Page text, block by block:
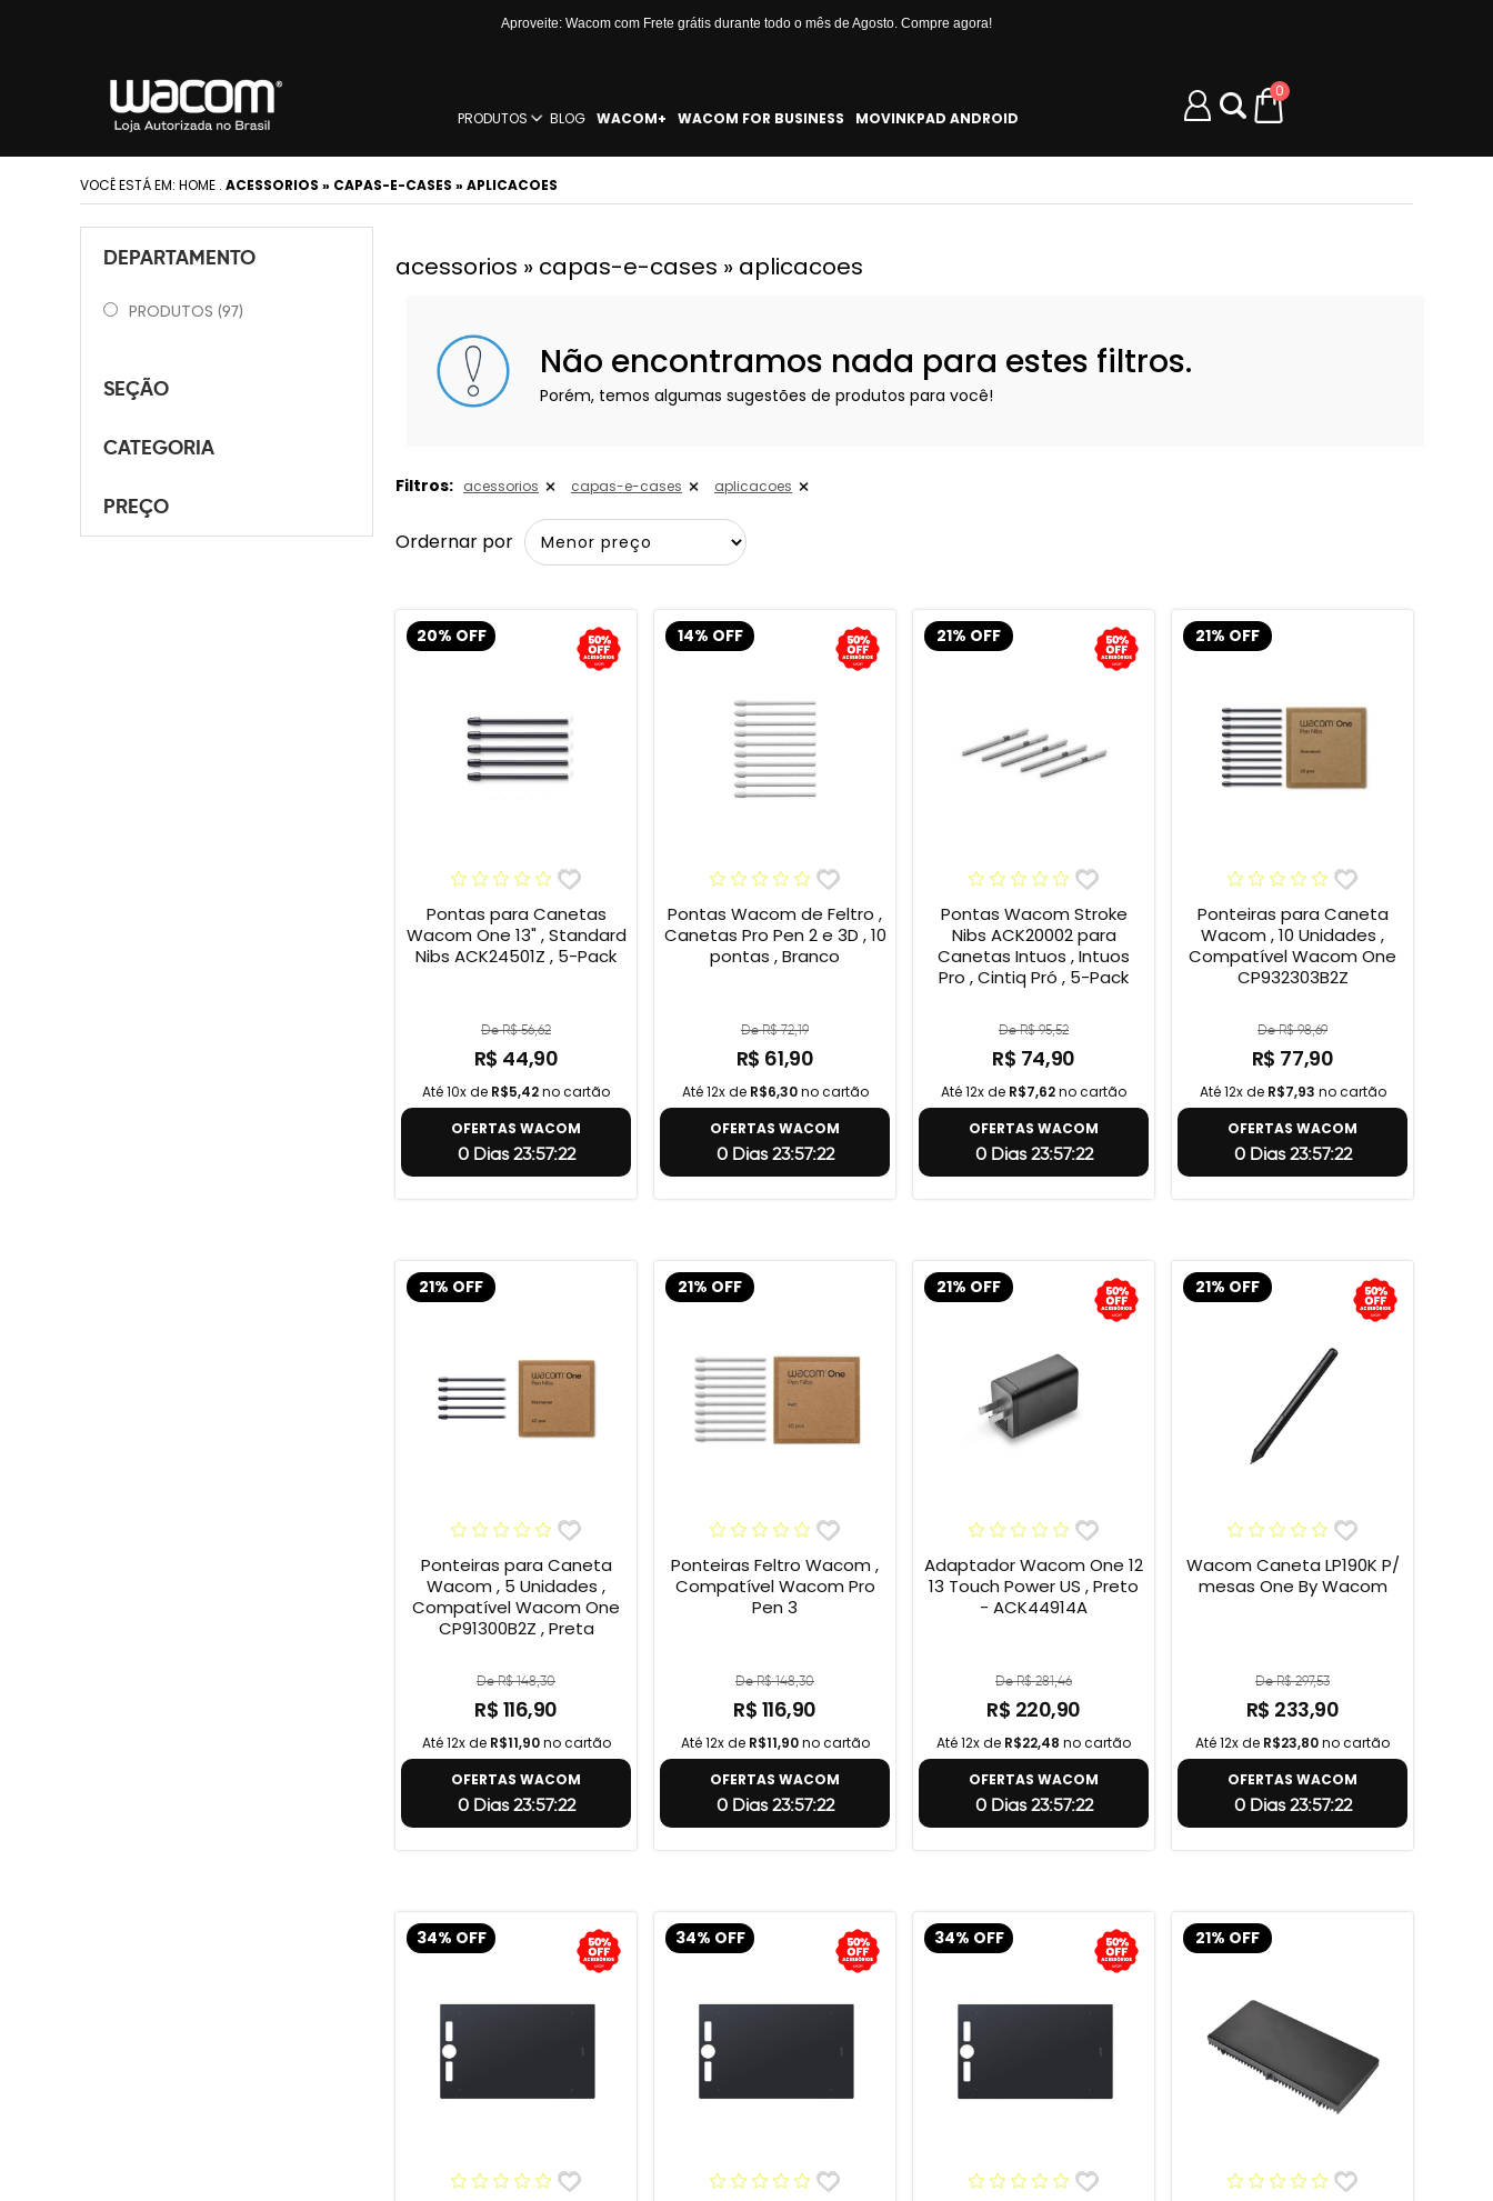
Aproveite: Wacom com Frete grátis durante todo o mês de Agosto. Compre agora!
PRODUTOS BLOG WACOM+ WACOM FOR BUSINESS MOVINKPAD ANDROID
0
VOCÊ ESTÁ EM: HOME . ACESSORIOS » CAPAS-E-CASES » APLICACOES
DEPARTAMENTO
PRODUTOS (97)
SEÇÃO
CATEGORIA
PREÇO
acessorios » capas-e-cases » aplicacoes
Não encontramos nada para estes filtros.
Porém, temos algumas sugestões de produtos para você!
Filtros: acessorios capas-e-cases aplicacoes
Ordernar por
20% OFF
Pontas para Canetas
Wacom One 13" , Standard
Nibs ACK24501Z , 5-Pack
De R$ 56,62
R$ 44,90
Até 10x de R$5,42no cartão
OFERTAS WACOM
0 Dias 23:57:21
14% OFF
Pontas Wacom de Feltro ,
Canetas Pro Pen 2 e 3D , 10
pontas , Branco
De R$ 72,19
R$ 61,90
Até 12x de R$6,30no cartão
OFERTAS WACOM
0 Dias 23:57:21
21% OFF
Pontas Wacom Stroke
Nibs ACK20002 para
Canetas Intuos , Intuos
Pro , Cintiq Pró , 5-Pack
De R$ 95,52
R$ 74,90
Até 12x de R$7,62no cartão
OFERTAS WACOM
0 Dias 23:57:21
21% OFF
Ponteiras para Caneta
Wacom , 10 Unidades ,
Compatível Wacom One
CP932303B2Z
De R$ 98,69
R$ 77,90
Até 12x de R$7,93 no cartão
OFERTAS WACOM
0 Dias 23:57:21
21% OFF
Ponteiras para Caneta
Wacom , 5 Unidades ,
Compatível Wacom One
CP91300B2Z , Preta
De R$ 148,30
R$ 116,90
Até 12x de R$11,90no cartão
OFERTAS WACOM
0 Dias 23:57:21
21% OFF
Ponteiras Feltro Wacom ,
Compatível Wacom Pro
Pen 3
De R$ 148,30
R$ 116,90
Até 12x de R$11,90no cartão
OFERTAS WACOM
0 Dias 23:57:21
21% OFF
Adaptador Wacom One 12
13 Touch Power US , Preto
- ACK44914A
De R$ 281,46
R$ 220,90
Até 12x de R$22,48 no cartão
OFERTAS WACOM
0 Dias 23:57:21
21% OFF
Wacom Caneta LP190K P/
mesas One By Wacom
De R$ 297,53
R$ 233,90
Até 12x de R$23,80no cartão
OFERTAS WACOM
0 Dias 23:57:21
34% OFF 34% OFF 34% OFF 21% OFF